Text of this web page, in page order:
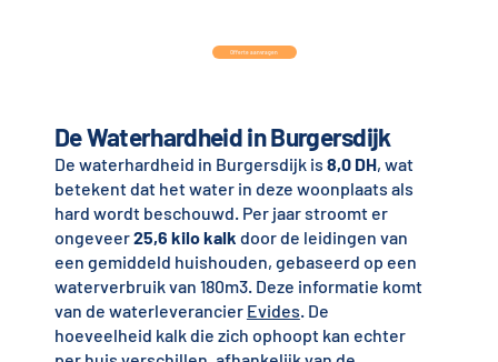
De Waterhardheid in Burgersdijk
De waterhardheid in Burgersdijk is 8,0 DH, wat
betekent dat het water in deze woonplaats als
hard wordt beschouwd. Per jaar stroomt er
ongeveer25,6 kilo kalk door de leidingen van
een gemiddeld huishouden, gebaseerd op een
waterverbruik van 180m3. Deze informatie komt
van de waterleverancier Evides. De
hoeveelheid kalk die zich ophoopt kan echter
Offerte aanvragen